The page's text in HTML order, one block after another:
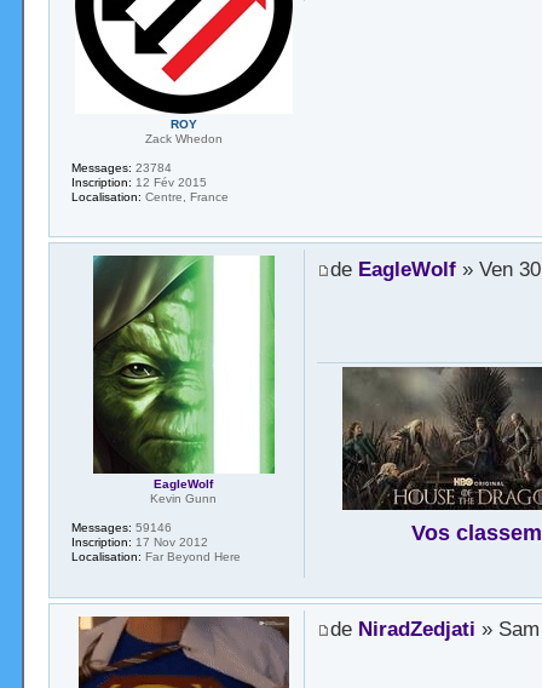
ROY
Zack Whedon
Messages: 23784
Inscription: 12 Fév 2015
Localisation: Centre, France
de EagleWolf» Ven
Vos
EagleWolf
Kevin Gunn
Messages: 59146
Inscription: 17 Nov 2012
Localisation: Far Beyond Here
de NiradZedjati »